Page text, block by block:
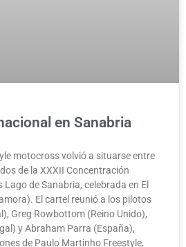
en Sanabria
motocross volvió a situarse entre
de la XXXII Concentración
de Sanabria, celebrada en El
El cartel reunió a los pilotos
Greg Rowbottom (Reino Unido),
y Abraham Parra (España),
de Paulo Martinho Freestyle,